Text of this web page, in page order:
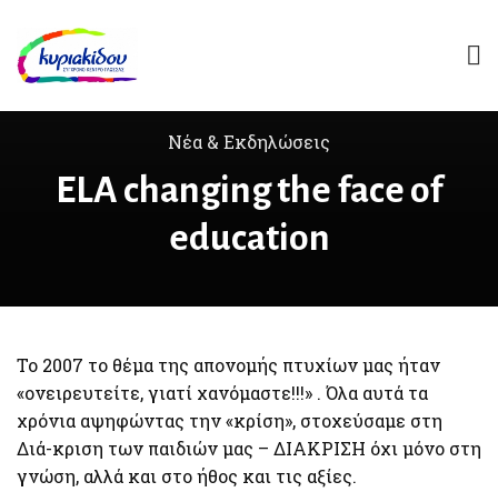
Νέα & Εκδηλώσεις
ELA changing the face of
education
Το 2007 το θέμα της απονομής πτυχίων μας ήταν
«ονειρευτείτε, γιατί χανόμαστε!!!» . Όλα αυτά τα
χρόνια αψηφώντας την «κρίση», στοχεύσαμε στη
Διά-κριση των παιδιών μας – ΔΙΑΚΡΙΣΗ όχι μόνο στη
γνώση, αλλά και στο ήθος και τις αξίες.